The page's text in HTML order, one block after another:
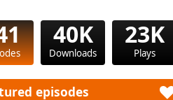
40K
Downloads
23K
Plays
episodes